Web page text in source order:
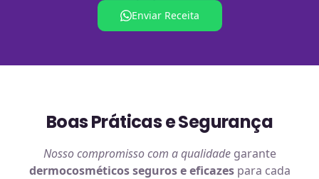
Enviar Receita
Boas Práticas e Segurança
Nosso compromisso com a qualidadegarante
dermocosméticosseguros e eficazespara cada